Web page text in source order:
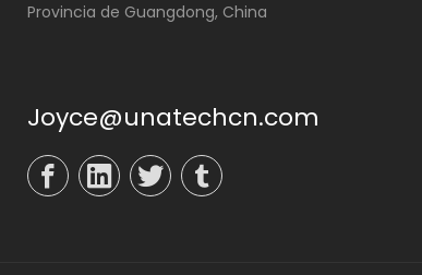
Provincia de Guangdong, China
Joyce@unatechcn.com